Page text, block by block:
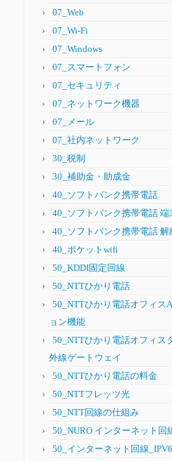
07_Web
07_Wi-Fi
07_Windows
07_スマートフォン
07_セキュリティ
07_ネットワーク機器
07_メール
07_社内ネットワーク
30_税制
30_補助金・助成金
40_ソフトバンク携帯電話
40_ソフトバンク携帯電話 端
40_ソフトバンク携帯電話 解
40_ポケットwifi
50_KDDI固定回線
50_NTTひかり電話
50_NTTひかり電話オフィス
ョン機能
50_NTTひかり電話オフィス
外線ゲートウェイ
50_NTTひかり電話の料金
50_NTTフレッツ光
50_NTT回線の仕組み
50_NURO インターネット回
50_インターネット回線